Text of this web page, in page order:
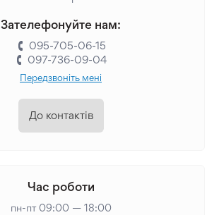
Зателефонуйте нам:
095-705-06-15
097-736-09-04
Передзвоніть мені
До контактів
Час роботи
пн-пт 09:00 — 18:00